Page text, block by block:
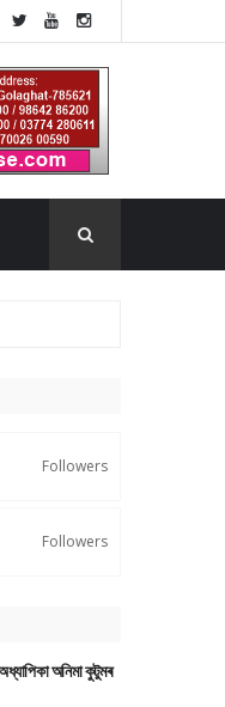
Followers
Followers
অনিমা কুটুমৰ